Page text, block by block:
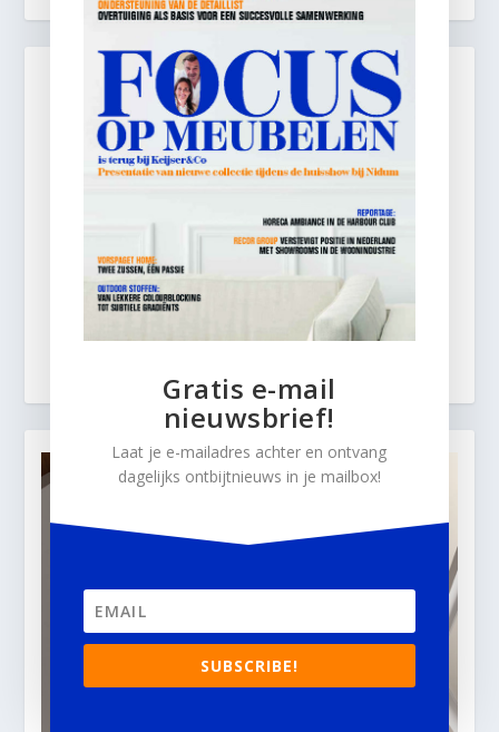
Gratis e-mail
nieuwsbrief!
Laat je e-mailadres achter en ontvang
dagelijks ontbijtnieuws in je mailbox!
SUBSCRIBE!